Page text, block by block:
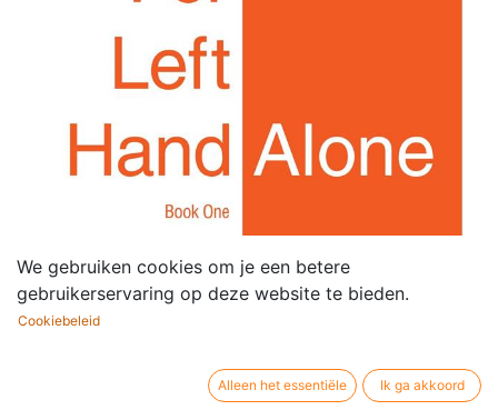
We gebruiken cookies om je een betere
gebruikerservaring op deze website te bieden.
Cookiebeleid
Alleen het essentiële Ik ga akkoord